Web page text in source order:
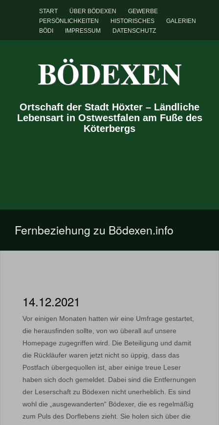
START ÜBER BÖDEXEN
GEWERBE
PERSÖNLICHKEITEN
HISTORISCHES
GALERIEN
BÖDI
IMPRESSUM DATENSCHUTZ
BÖDEXEN
Ortschaft der Stadt Höxter – Ländliche
Lebensart in Ostwestfalen am Fuße des
Köterbergs
Fernbeziehung zu Bödexen.info
14.12.2021
Vor einigen Monaten hatten wir eine Umfrage gestartet,
die herausfinden sollte, von wo überall auf unsere
Homepage zugegriffen wird. Die Beteiligung und damit
die Rückläufer waren jetzt nicht so üppig, dass das
Postfach übergequollen ist, aber einige treue Leser
haben sich doch gemeldet. Dabei sind die Entfernungen
der Leserschaft zu Bödexen nicht unerheblich. Es sind
wohl die „ausgewanderten“ Bödexer, die es regelmäßig
zum Puls des Dorflebens zieht. Sie holen sich über die